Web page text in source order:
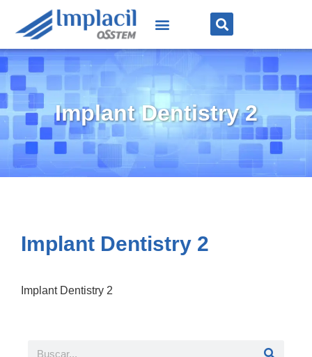
Implant Dentistry 2
Implant Dentistry 2
Implant Dentistry 2